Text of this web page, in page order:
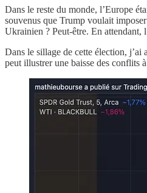
Dans le reste du monde, l’Europe
souvenus que Trump voulait
Ukrainien ? Peut-être. En attendant,
Dans le sillage de cette élection, j’ai
peut illustrer une baisse des conflits